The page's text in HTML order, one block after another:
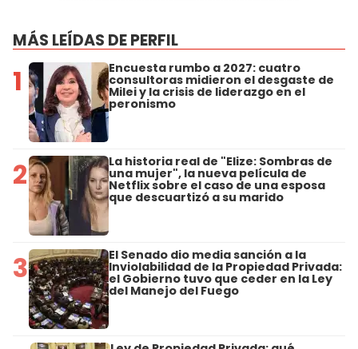
MÁS LEÍDAS DE PERFIL
1 Encuesta rumbo a 2027: cuatro
consultoras midieron el desgaste de
Milei y la crisis de liderazgo en el
peronismo
2 La historia real de "Elize: Sombras de
una mujer", la nueva película de
Netflix sobre el caso de una esposa
que descuartizó a su marido
3 El Senado dio media sanción a la
Inviolabilidad de la Propiedad Privada:
el Gobierno tuvo que ceder en la Ley
del Manejo del Fuego